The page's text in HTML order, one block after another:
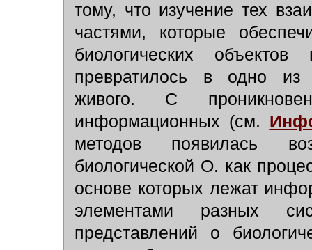
тому, что изучение тех
частями, которые
биологических
превратилось в одно из
живого. С
информационных (см.
методов появилась
биологической О. как
основе которых лежат
элементами разных
представлений о